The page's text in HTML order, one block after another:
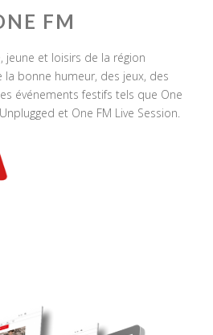
FM
jeune et loisirs de la région
la bonne humeur, des jeux, des
événements festifs tels que One
et One FM Live Session.